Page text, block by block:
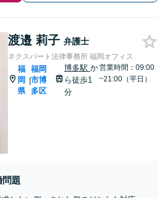
渡邉 莉子 弁護士
ネクスパート法律事務所 福岡オフィス
福
岡
県
|
福岡
市博
多区
博多駅 か
ら徒歩1
分
営業時間：09:00
~21:00（平日）
問題